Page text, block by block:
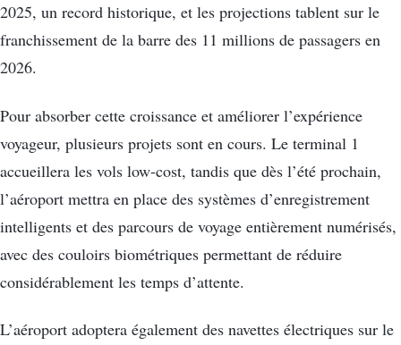
2025, un record historique, et les projections tablent sur le
franchissement de la barre des 11 millions de passagers en
2026.
Pour absorber cette croissance et améliorer l’expérience
voyageur, plusieurs projets sont en cours. Le terminal 1
accueillera les vols low-cost, tandis que dès l’été prochain,
l’aéroport mettra en place des systèmes d’enregistrement
intelligents et des parcours de voyage entièrement numérisés,
avec des couloirs biométriques permettant de réduire
considérablement les temps d’attente.
L’aéroport adoptera également des navettes électriques sur le